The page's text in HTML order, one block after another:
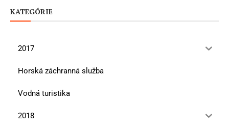
KATEGÓRIE
2017
Horská záchranná služba
Vodná turistika
2018